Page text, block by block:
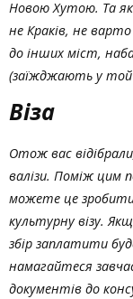
Новою Хутою. Та
не Краків, не
до інших міст,
(заїжджають у той
Віза
Отож вас
валізи. Поміж цим
можете це
культурну візу.
збір заплатити
намагайтеся
документів до